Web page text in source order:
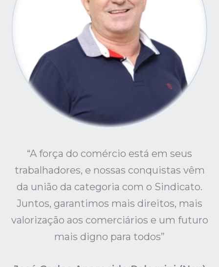
“A força do comércio está em seus
trabalhadores, e nossas conquistas vêm
da união da categoria com o Sindicato.
Juntos, garantimos mais direitos, mais
valorização aos comerciários e um futuro
mais digno para todos”